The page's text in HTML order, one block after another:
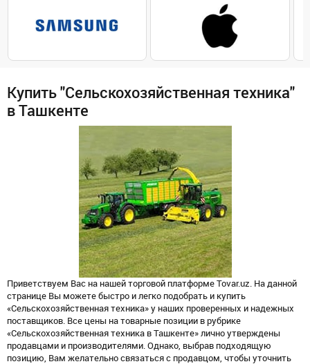
Купить "Сельскохозяйственная техника"
в Ташкенте
Приветствуем Вас на нашей торговой платформе Tovar.uz. На данной
странице Вы можете быстро и легко подобрать и купить
«Сельскохозяйственная техника» у наших проверенных и надежных
поставщиков. Все цены на товарные позиции в рубрике
«Сельскохозяйственная техника в Ташкенте» лично утверждены
продавцами и производителями. Однако, выбрав подходящую
позицию, Вам желательно связаться с продавцом, чтобы уточнить